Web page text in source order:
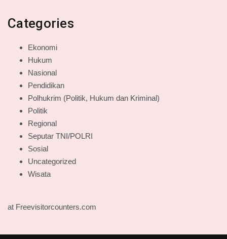
Categories
Ekonomi
Hukum
Nasional
Pendidikan
Polhukrim (Politik, Hukum dan Kriminal)
Politik
Regional
Seputar TNI/POLRI
Sosial
Uncategorized
Wisata
at Freevisitorcounters.com